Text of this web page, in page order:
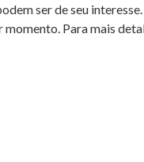
ser de seu
Para mais